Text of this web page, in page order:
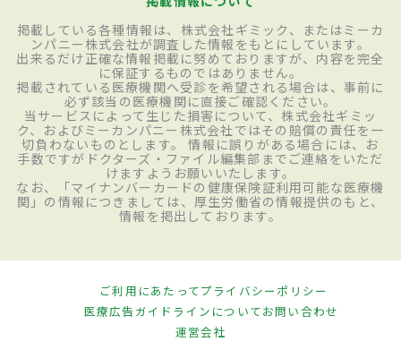
掲載している各種情報は、株式会社ギミック、またはミーカ
ンパニー株式会社が調査した情報をもとにしています。
出来るだけ正確な情報掲載に努めておりますが、内容を完全
に保証するものではありません。
掲載されている医療機関へ受診を希望される場合は、事前に
必ず該当の医療機関に直接ご確認ください。
当サービスによって生じた損害について、株式会社ギミッ
ク、およびミーカンパニー株式会社ではその賠償の責任を一
切負わないものとします。 情報に誤りがある場合には、お
手数ですがドクターズ・ファイル編集部までご連絡をいただ
けますようお願いいたします。
なお、「マイナンバーカードの健康保険証利用可能な医療機
関」の情報につきましては、厚生労働省の情報提供のもと、
情報を掲出しております。
ご利用にあたってプライバシーポリシー
医療広告ガイドラインについてお問い合わせ
運営会社